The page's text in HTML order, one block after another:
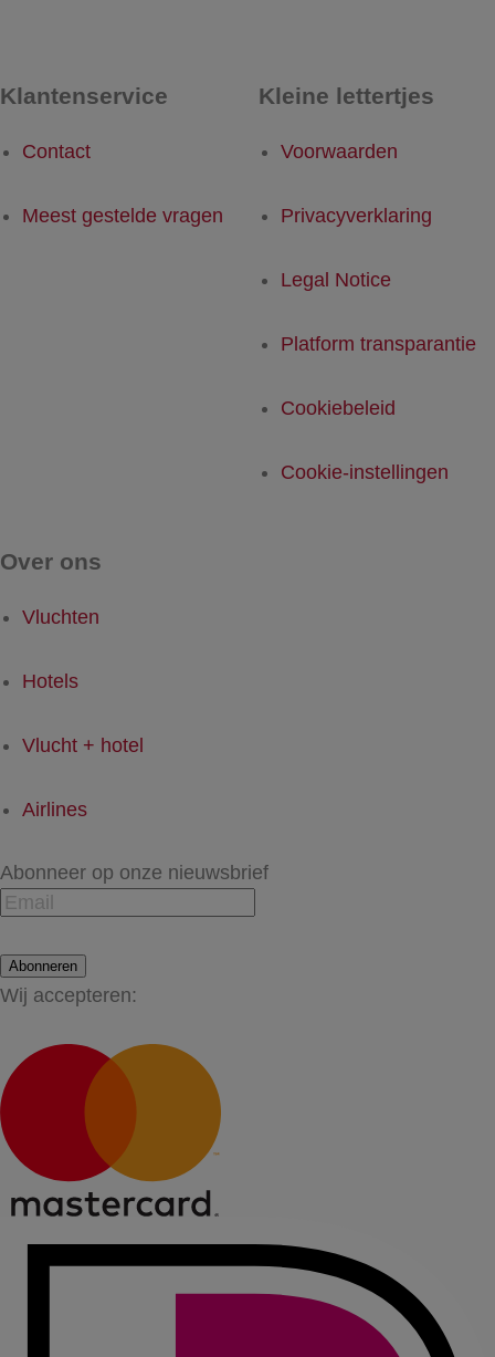
Klantenservice
Contact
Meest gestelde vragen
Kleine lettertjes
Voorwaarden
Privacyverklaring
Legal Notice
Platform transparantie
Cookiebeleid
Cookie-instellingen
Over ons
Vluchten
Hotels
Vlucht + hotel
Airlines
Abonneer op onze nieuwsbrief
Abonneren
Wij accepteren: